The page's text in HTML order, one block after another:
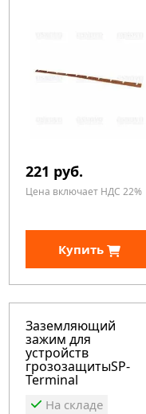
221 руб.
Цена включает НДС 22%
Купить
Заземляющий
зажим для
устройств
грозозащитыSP-
Terminal
На складе